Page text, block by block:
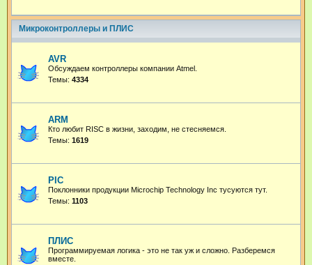
Микроконтроллеры и ПЛИС
AVR
Обсуждаем контроллеры компании Atmel.
Темы: 4334
ARM
Кто любит RISC в жизни, заходим, не стесняемся.
Темы: 1619
PIC
Поклонники продукции Microchip Technology Inc тусуются тут.
Темы: 1103
ПЛИС
Программируемая логика - это не так уж и сложно. Разберемся
вместе.